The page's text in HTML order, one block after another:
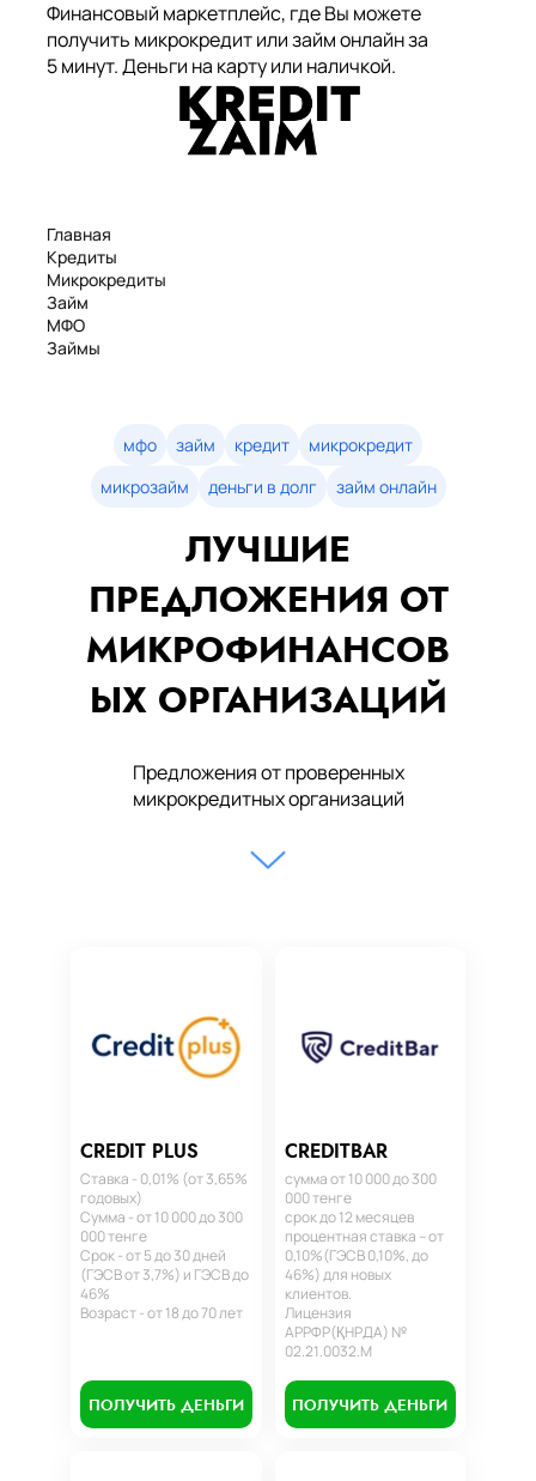
Финансовый маркетплейс, где Вы можете
получить микрокредит или займ онлайн за
5 минут. Деньги на карту или наличкой.
Главная
Кредиты
Микрокредиты
Займ
МФО
Займы
Займы онлайн
Денежные кредиты
мфо займ кредит
микрокредит
микрозайм
деньги в долг займ онлайн
ЛУЧШИЕ
ПРЕДЛОЖЕНИЯ ОТ
МИКРОФИНАНСОВ
ЫХ ОРГАНИЗАЦИЙ
Предложения от проверенных
микрокредитных организаций
CREDIT PLUS
Ставка - 0,01% (от 3,65%
годовых)
Сумма - от 10 000 до 300
000 тенге
Срок - от 5 до 30 дней
(ГЭСВ от 3,7%) и ГЭСВ до
46%
Возраст - от 18 до 70 лет
ПОЛУЧИТЬ ДЕНЬГИ
CREDITBAR
сумма от 10 000 до 300
000 тенге
срок до 12 месяцев
процентная ставка – от
0,10%(ГЭСВ 0,10%, до
46%) для новых
клиентов.
Лицензия
АРРФР(ҚНРДА) №
02.21.0032.М
ПОЛУЧИТЬ ДЕНЬГИ